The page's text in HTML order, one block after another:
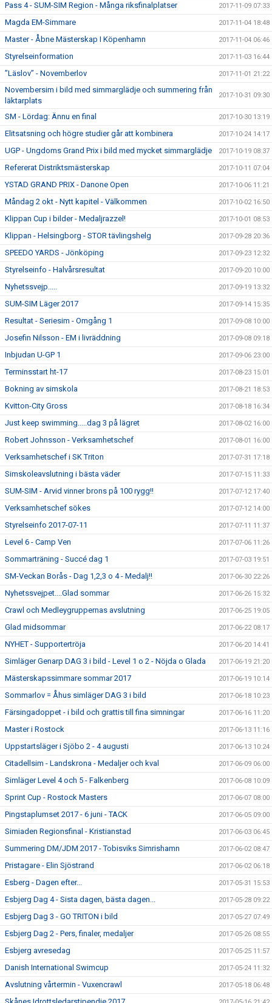
Pass 4 - SUM-SIM Region - Många riksfinalplatser 2017-11-09 07:33
Magda EM-Simmare 2017-11-04 18:48
Master - Åbne Mästerskap I Köpenhamn 2017-11-04 06:46
Styrelseinformation 2017-11-03 16:44
”Läslov” - Novemberlov 2017-11-01 21:22
Novembersim i bild med simmarglädje och summering från
läktarplats
2017-10-31 09:30
SM - Lördag: Ännu en final 2017-10-30 13:19
Elitsatsning och högre studier går att kombinera 2017-10-24 14:17
UGP - Ungdoms Grand Prix i bild med mycket simmarglädje 2017-10-19 08:37
Refererat Distriktsmästerskap 2017-10-11 07:04
YSTAD GRAND PRIX - Danone Open 2017-10-06 11:21
Måndag 2 okt - Nytt kapitel - Välkommen 2017-10-02 16:50
Klippan Cup i bilder - Medaljrazzel! 2017-10-01 08:53
Klippan - Helsingborg - STOR tävlingshelg 2017-09-28 20:36
SPEEDO YARDS - Jönköping 2017-09-23 12:32
Styrelseinfo - Halvårsresultat 2017-09-20 10:00
Nyhetssvejp..... 2017-09-19 13:32
SUM-SIM Läger 2017 2017-09-14 15:35
Resultat - Seriesim - Omgång 1 2017-09-08 10:00
Josefin Nilsson - EM i livräddning 2017-09-08 09:18
Inbjudan U-GP 1 2017-09-06 23:00
Terminsstart ht-17 2017-08-23 15:01
Bokning av simskola 2017-08-21 18:53
Kvitton-City Gross 2017-08-18 16:34
Just keep swimming.....dag 3 på lägret 2017-08-02 16:00
Robert Johnsson - Verksamhetschef 2017-08-01 16:00
Verksamhetschef i SK Triton 2017-07-31 17:18
Simskoleavslutning i bästa väder 2017-07-15 11:33
SUM-SIM - Arvid vinner brons på 100 rygg!! 2017-07-12 17:40
Verksamhetschef sökes 2017-07-12 14:00
Styrelseinfo 2017-07-11 2017-07-11 11:37
Level 6 - Camp Ven 2017-07-06 11:26
Sommarträning - Succé dag 1 2017-07-03 19:51
SM-Veckan Borås - Dag 1,2,3 o 4 - Medalj!! 2017-06-30 22:26
Nyhetssvejpet....Glad sommar 2017-06-26 15:32
Crawl och Medleygruppernas avslutning 2017-06-25 19:05
Glad midsommar 2017-06-22 08:17
NYHET - Supportertröja 2017-06-20 14:41
Simläger Genarp DAG 3 i bild - Level 1 o 2 - Nöjda o Glada 2017-06-19 21:20
Mästerskapssimmare sommar 2017 2017-06-19 10:14
Sommarlov = Åhus simläger DAG 3 i bild 2017-06-18 10:23
Färsingadoppet - i bild och grattis till fina simningar 2017-06-16 11:20
Master i Rostock 2017-06-13 11:16
Uppstartsläger i Sjöbo 2 - 4 augusti 2017-06-13 10:24
Citadellsim - Landskrona - Medaljer och kval 2017-06-09 06:00
Simläger Level 4 och 5 - Falkenberg 2017-06-08 10:09
Sprint Cup - Rostock Masters 2017-06-07 08:00
Pingstaplumset 2017 - 6 juni - TACK 2017-06-05 09:00
Simiaden Regionsfinal - Kristianstad 2017-06-03 06:45
Summering DM/JDM 2017 - Tobisviks Simrishamn 2017-06-02 08:47
Pristagare - Elin Sjöstrand 2017-06-02 06:18
Esberg - Dagen efter... 2017-05-31 15:53
Esbjerg Dag 4 - Sista dagen, bästa dagen... 2017-05-28 09:22
Esbjerg Dag 3 - GO TRITON i bild 2017-05-27 07:49
Esbjerg Dag 2 - Pers, finaler, medaljer 2017-05-26 08:55
Esbjerg avresedag 2017-05-25 11:57
Danish International Swimcup 2017-05-24 11:32
Avslutning vårtermin - Vuxencrawl 2017-05-18 06:48